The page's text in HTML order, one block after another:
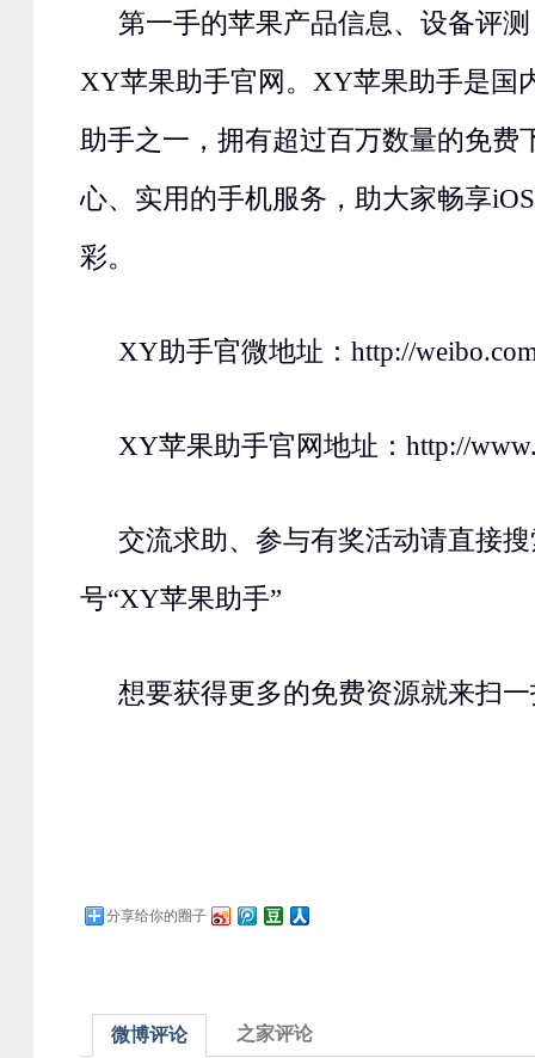
第一手的苹果产品信息、设备评
XY苹果助手官网。XY苹果助手是国
助手之一，拥有超过百万数量的免费
心、实用的手机服务，助大家畅享
彩。
XY助手官微地址：http://
XY苹果助手官网地址：http://
交流求助、参与有奖活动请直接
号“XY苹果助手”
想要获得更多的免费资源就来扫
分享给你的圈子
微博评论 之家评论